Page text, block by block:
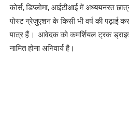
कोर्स, डिप्लोमा, आईटीआई में अध्ययनरत
पोस्ट ग्रेजुएशन के किसी भी वर्ष की पढ़ाई
पात्र हैं। आवेदक को कमर्शियल ट्रक
नामित होना अनिवार्य है।